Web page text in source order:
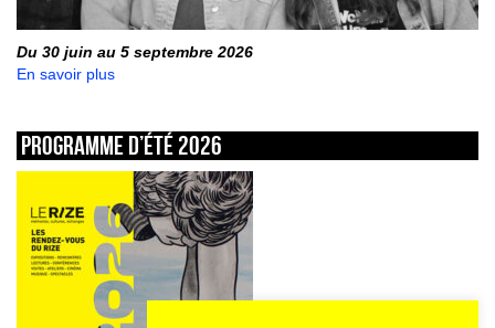
Du 30 juin au 5 septembre 2026
En savoir plus
Programme d’été 2026